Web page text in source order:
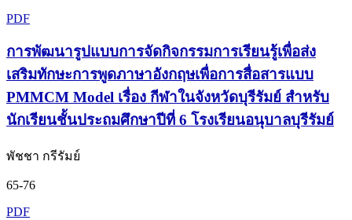
PDF
การพัฒนารูปแบบการจัดกิจกรรมการเรียนรู้เพื่อส่ง
เสริมทักษะการพูดภาษาอังกฤษเพื่อการสื่อสารแบบ
PMMCM Model เรื่อง กีฬาในจังหวัดบุรีรัมย์ สำหรับ
นักเรียนชั้นประถมศึกษาปีที่ 6 โรงเรียนอนุบาลบุรีรัมย์
พัชชา กรีรัมย์
65-76
PDF